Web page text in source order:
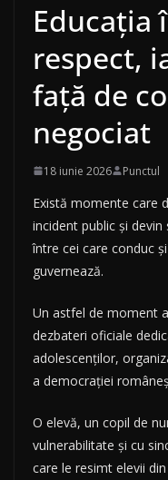
Educația
respect,
față de
negociat
18 iunie 2026 Punctul
Există momente care
incident public și
între cei care conduc
guvernează.
Un astfel de moment
dezbateri oficiale
adolescenților,
a democrației
O elevă, un copil de
vulnerabilitate și cu
care le resimt elevii